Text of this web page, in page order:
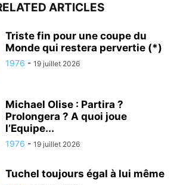
ARTICLES
Triste fin pour une coupe du
Monde qui restera pervertie (*)
1976 - 19 juillet 2026
Michael Olise : Partira ?
Prolongera ? A quoi joue
l’Equipe...
1976 - 19 juillet 2026
Tuchel toujours égal à lui même